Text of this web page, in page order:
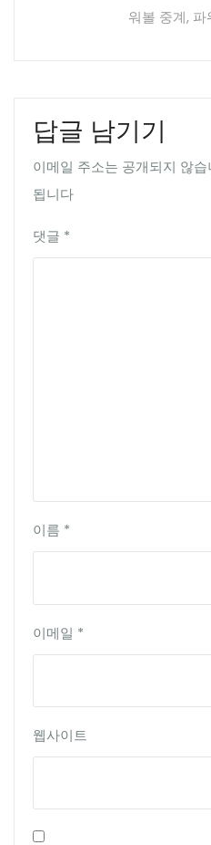
워볼 중계,
답글 남기기
이메일 주소는 공개되지 않습
됩니다
댓글 *
이름 *
이메일 *
웹사이트